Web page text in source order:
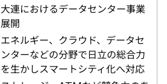
大連におけるデータセンター事業
展開
エネルギー、クラウド、データセ
ンターなどの分野で日立の総合力
を生かしスマートシティ化へ対応